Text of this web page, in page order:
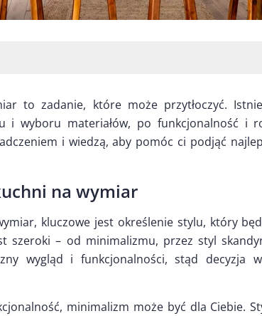
to zadanie, które może przytłoczyć.
i wyboru materiałów, po funkcjonalność i
i wiedzą, aby pomóc ci podjąć
na wymiar
kluczowe jest określenie stylu, który
szeroki – od minimalizmu, przez styl
wygląd i funkcjonalności, stąd decyzja
minimalizm może być dla Ciebie.